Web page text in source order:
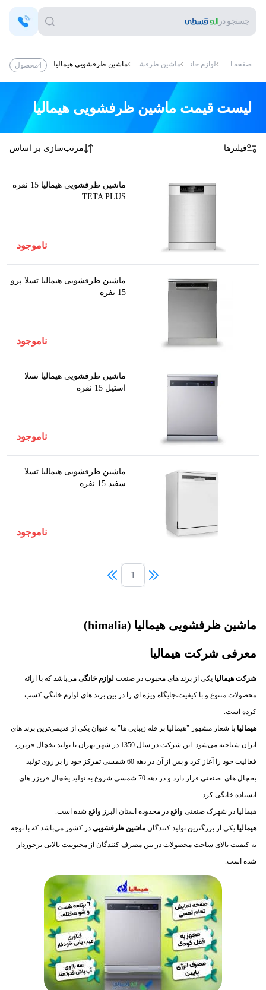
جستجو در
صفحه اصلی لوازم خانگی ماشین ظرفشویی ماشین ظرفشویی هیمالیا 4محصول
لیست قیمت ماشین ظرفشویی هیمالیا
فیلترها مرتب‌سازی بر اساس
ماشین ظرفشویی هیمالیا 15 نفره
TETA PLUS
ناموجود
ماشین ظرفشویی هیمالیا تسلا پرو
15 نفره
ناموجود
ماشین ظرفشویی هیمالیا تسلا
استیل 15 نفره
ناموجود
ماشین ظرفشویی هیمالیا تسلا
سفید 15 نفره
ناموجود
1
ماشین ظرفشویی هیمالیا (himalia)
معرفی شرکت هیمالیا
شرکت هیمالیا یکی از برند های محبوب در صنعت لوازم خانگی می‌باشد که با ارائه
محصولات متنوع و با کیفیت،جایگاه ویژه ای را در بین برند های لوازم خانگی کسب
کرده است.
هیمالیا با شعار مشهور "هیمالیا بر قله زیبایی ها" به عنوان یکی از قدیمی‌ترین برند های
ایران شناخته می‌شود. این شرکت در سال 1350 در شهر تهران با تولید یخچال فریزر،
فعالیت خود را آغاز کرد و پس از آن در دهه 60 شمسی تمرکز خود را بر روی تولید
یخچال های صنعتی قرار دارد و در دهه 70 شمسی شروع به تولید یخچال فریزر های
ایستاده خانگی کرد.
هیمالیا در شهرک صنعتی واقع در محدوده استان البرز واقع شده است.
هیمالیا یکی از بزرگترین تولید کنندگان ماشین ظرفشویی در کشور می‌باشد که با توجه
به کیفیت بالای ساخت محصولات در بین مصرف کنندگان از محبوبیت بالایی برخوردار
شده است.